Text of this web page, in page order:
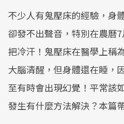
不少人有鬼壓床的經驗，身
卻發不出聲音，特別在農曆
把冷汗！鬼壓床在醫學上稱
大腦清醒，但身體還在睡，
至有時會出現幻覺！平常該
發生有什麼方法解決？本篇